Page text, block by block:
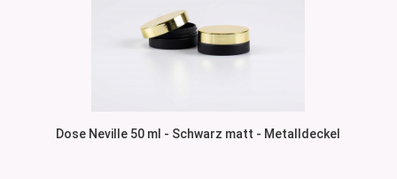
Dose Neville 50 ml - Schwarz matt - Metalldeckel